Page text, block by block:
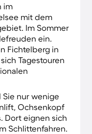
im
mit dem
Im Sommer
ein.
Fichtelberg in
Tagestouren
nur wenige
Ochsenkopf
Dort eignen sich
Schlittenfahren.